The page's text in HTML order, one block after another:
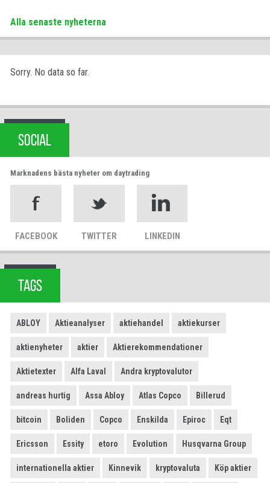
Alla senaste nyheterna
Sorry. No data so far.
SOCIAL
Marknadens bästa nyheter om daytrading
FACEBOOK TWITTER LINKEDIN
TAGS
ABLOY Aktieanalyser aktiehandel aktiekurser
aktienyheter aktier Aktierekommendationer
Aktietexter Alfa Laval Andra kryptovalutor
andreas hurtig Assa Abloy Atlas Copco Billerud
bitcoin Boliden Copco Enskilda Epiroc Eqt
Ericsson Essity etoro Evolution Husqvarna Group
internationella aktier Kinnevik kryptovaluta Köp aktier